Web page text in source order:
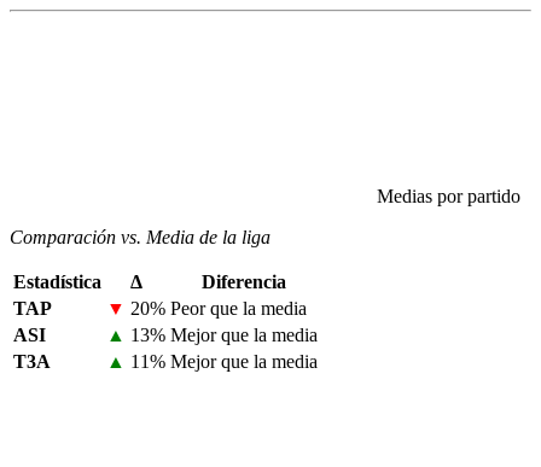
Medias por partido
Comparación vs. Media de la liga
Estadística Δ
Diferencia
TAP
▼ 20% Peor que la media
ASI
▲ 13% Mejor que la media
T3A
▲ 11% Mejor que la media